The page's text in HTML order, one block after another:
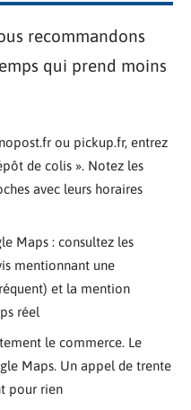
recommandons
qui prend moins
ou pickup.fr, entrez
de colis ». Notez les
avec leurs horaires
Maps : consultez les
mentionnant une
et la mention
réel
le commerce. Le
Maps. Un appel de trente
pour rien